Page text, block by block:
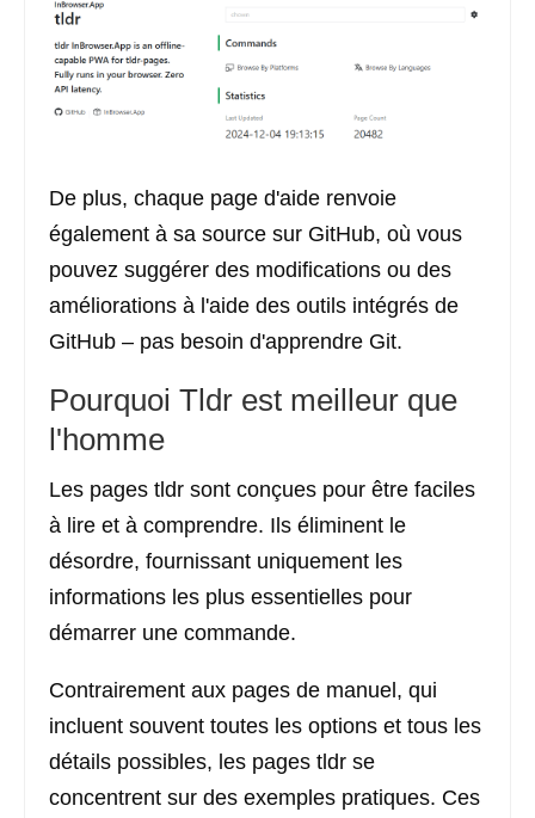
De plus, chaque page d'aide renvoie
également à sa source sur GitHub, où vous
pouvez suggérer des modifications ou des
améliorations à l'aide des outils intégrés de
GitHub – pas besoin d'apprendre Git.
Pourquoi Tldr est meilleur que
l'homme
Les pages tldr sont conçues pour être faciles
à lire et à comprendre. Ils éliminent le
désordre, fournissant uniquement les
informations les plus essentielles pour
démarrer une commande.
Contrairement aux pages de manuel, qui
incluent souvent toutes les options et tous les
détails possibles, les pages tldr se
concentrent sur des exemples pratiques. Ces